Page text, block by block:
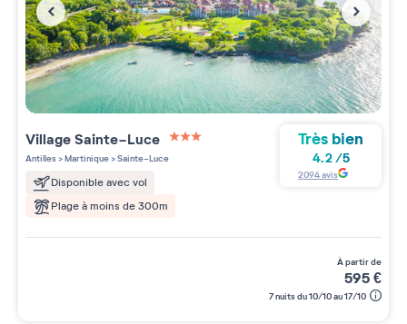
VillageSainte-Luce
3 étoiles sur 5
Antilles>Martinique>Sainte-Luce
Disponible avec vol
Plage à moins de 300m
Très bien
4.2/5
2094avis
à partir de
595€
7 nuits du 10/10 au 17/10